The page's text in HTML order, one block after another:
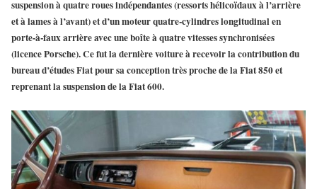
suspension à quatre roues indépendantes (ressorts hélicoïdaux à l’arrière
et à lames à l’avant) et d’un moteur quatre-cylindres longitudinal en
porte-à-faux arrière avec une boîte à quatre vitesses synchronisées
(licence Porsche). Ce fut la dernière voiture à recevoir la contribution du
bureau d’études Fiat pour sa conception très proche de la Fiat 850 et
reprenant la suspension de la Fiat 600.